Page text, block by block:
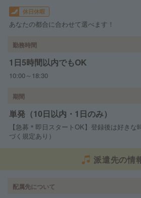
休日休暇
あなたの都合に合わせて選べます！
勤務時間
1日5時間以内でもOK
10:00～18:30
期間
単発（10日以内・1日のみ）
【急募＊即日スタートOK】登録後は好き
づく規定あり）
派遣先の情
配属先について